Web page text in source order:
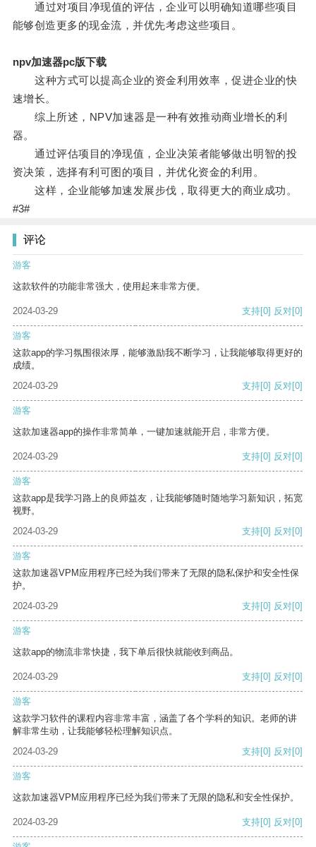
通过对项目净现值的评估，企业可以明确知道哪些项目
能够创造更多的现金流，并优先考虑这些项目。
npv加速器pc版下载
这种方式可以提高企业的资金利用效率，促进企业的快
速增长。
综上所述，NPV加速器是一种有效推动商业增长的利
器。
通过评估项目的净现值，企业决策者能够做出明智的投
资决策，选择有利可图的项目，并优化资金的利用。
这样，企业能够加速发展步伐，取得更大的商业成功。
#3#
评论
游客
这款软件的功能非常强大，使用起来非常方便。
2024-03-29 支持[0] 反对[0]
游客
这款app的学习氛围很浓厚，能够激励我不断学习，让我能够取得更好的
成绩。
2024-03-29
支持[0] 反对[0]
游客
这款加速器app的操作非常简单，一键加速就能开启，非常方便。
2024-03-29 支持[0] 反对[0]
游客
这款app是我学习路上的良师益友，让我能够随时随地学习新知识，拓宽
视野。
2024-03-29
支持[0] 反对[0]
游客
这款加速器VPM应用程序已经为我们带来了无限的隐私保护和安全性保
护。
2024-03-29
支持[0] 反对[0]
游客
这款app的物流非常快捷，我下单后很快就能收到商品。
2024-03-29 支持[0] 反对[0]
游客
这款学习软件的课程内容非常丰富，涵盖了各个学科的知识。老师的讲
解非常生动，让我能够轻松理解知识点。
2024-03-29
支持[0] 反对[0]
游客
这款加速器VPM应用程序已经为我们带来了无限的隐私和安全性保护。
2024-03-29 支持[0] 反对[0]